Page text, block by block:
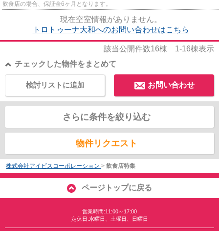
飲食店の場合、保証金6ヶ月となります。
現在空室情報がありません。
トロトゥーナ大和へのお問い合わせはこちら
該当公開件数16棟 1-16棟表示
チェックした物件をまとめて
お問い合わせ
検討リストに追加
さらに条件を絞り込む
物件リクエスト
株式会社アイビスコーポレーション > 飲食店特集
ページトップに戻る
営業時間:11:00～17:00
定休日:水曜日、土曜日、日曜日